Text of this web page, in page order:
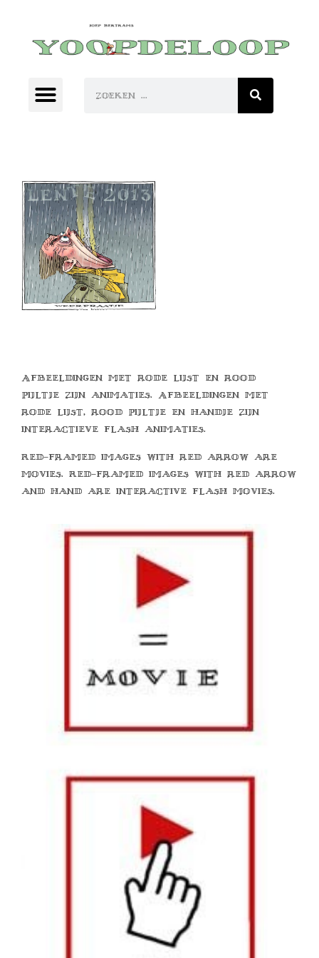
Afbeeldingen met rode lijst en rood
pijltje zijn animaties. Afbeeldingen met
rode lijst, rood pijltje en handje zijn
interactieve flash animaties.
Red-framed images with red arrow are
movies. Red-framed images with red arrow
and hand are interactive flash movies.